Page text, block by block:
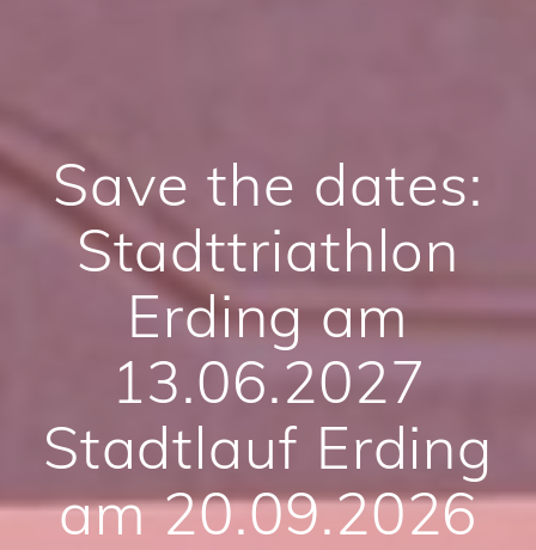
Save the dates:
Stadttriathlon
Erding am
13.06.2027
Stadtlauf Erding
am 20.09.2026